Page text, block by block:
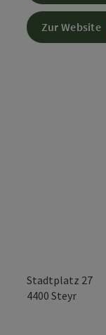
Stadtplatz 27
4400 Steyr
Zur Website